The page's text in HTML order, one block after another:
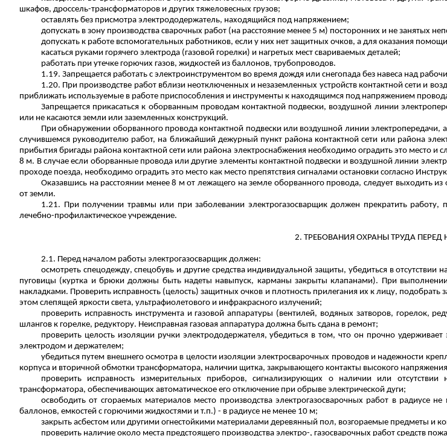
шкафов, дроссель-трансформаторов и других тяжеловесных грузов;
оставлять без присмотра электрододержатель, находящийся под напряжением;
допускать в зону производства сварочных работ (на расстояние менее 5 м) посторонних и не занятых
допускать к работе вспомогательных работников, если у них нет защитных очков, а для оказания
касаться руками горячего электрода (газовой горелки) и нагретых мест свариваемых деталей;
работать при утечке горючих газов, жидкостей из баллонов, трубопроводов.
1.19. Запрещается работать с электроинструментом во время дождя или снегопада без навеса над
1.20. При производстве работ вблизи неотключенных и незаземленных устройств контактной сети и
приближать используемые в работе приспособления и инструменты к находящимся под напряжением
Запрещается прикасаться к оборванным проводам контактной подвески, воздушной линии
или не касаются земли или заземленных конструкций.
При обнаружении оборванного провода контактной подвески или воздушной линии
случившемся руководителю работ, на ближайший дежурный пункт района контактной сети или района
прибытия бригады района контактной сети или района электроснабжения необходимо оградить это место
8 м. В случае если оборванные провода или другие элементы контактной подвески и воздушной линии
проходе поезда, необходимо оградить это место как место препятствия сигналами остановки согласно
Оказавшись на расстоянии менее 8 м от лежащего на земле оборванного провода, следует
от земли.
1.21. При получении травмы или при заболевании электрогазосварщик должен прекратить
лечебно-профилактическое учреждение.
2. ТРЕБОВАНИЯ ОХРАНЫ ТРУДА
2.1. Перед началом работы электрогазосварщик должен:
осмотреть спецодежду, спецобувь и другие средства индивидуальной защиты, убедиться в
пуговицы (куртка и брюки должны быть надеты навыпуск, карманы закрыты клапанами). При
накладками. Проверить исправность (целость) защитных очков и плотность прилегания их к лицу,
этом слепящей яркости света, ультрафиолетового и инфракрасного излучений;
проверить исправность инструмента и газовой аппаратуры (вентилей, водяных затворов, горелок,
шлангов к горелке, редуктору. Неисправная газовая аппаратура должна быть сдана в ремонт;
проверить целость изоляции ручки электрододержателя, убедиться в том, что он прочно
электродом и держателем;
убедиться путем внешнего осмотра в целости изоляции электросварочных проводов и надежности
корпуса и вторичной обмотки трансформатора, наличии щитка, закрывающего контакты высокого
проверить исправность измерительных приборов, сигнализирующих о наличии или
трансформатора, обеспечивающих автоматическое его отключение при обрыве электрической дуги;
освободить от сгораемых материалов место производства электрогазосварочных работ в радиусе
баллонов, емкостей с горючими жидкостями и т.п.) - в радиусе не менее 10 м;
закрыть асбестом или другими огнестойкими материалами деревянный пол, возгораемые предметы и
проверить наличие около места предстоящего производства электро-, газосварочных работ средств